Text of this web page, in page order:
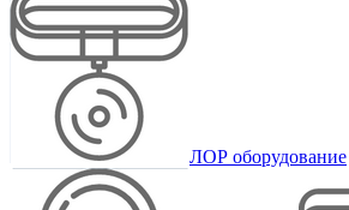
ЛОР оборудование